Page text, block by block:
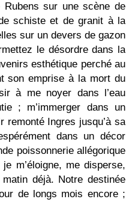
Rubens sur une scène de
schiste et de granit à la
sur un devers de gazon
le désordre dans la
esthétique perché au
son emprise à la mort du
à me noyer dans l’eau
; m’immerger dans un
remonté Ingres jusqu’à sa
dans un décor
poissonnerie allégorique
m’éloigne, me disperse,
déjà. Notre destinée
de longs mois encore ;